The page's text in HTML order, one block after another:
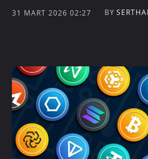
31 MART 2026 02:27 BY